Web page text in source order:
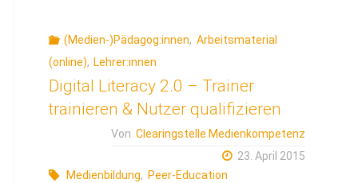
(Medien-)Pädagog:innen, Arbeitsmaterial
(online), Lehrer:innen
Digital Literacy 2.0 – Trainer
trainieren & Nutzer qualifizieren
Von Clearingstelle Medienkompetenz
23. April 2015
Medienbildung, Peer-Education